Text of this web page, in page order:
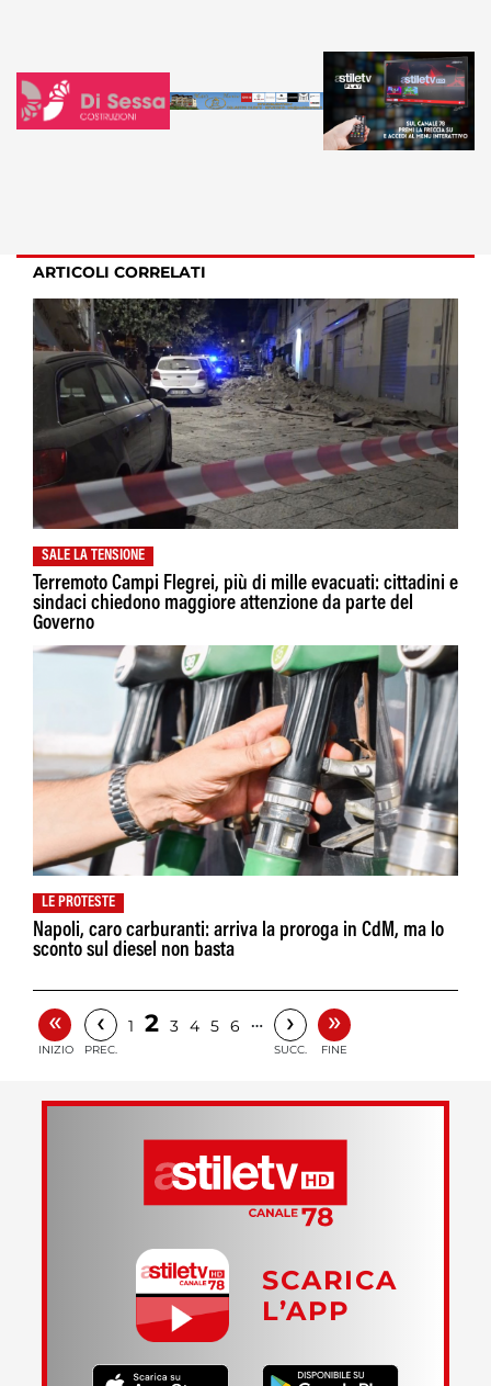
ARTICOLI CORRELATI
SALE LA TENSIONE
Terremoto Campi Flegrei, più di mille evacuati: cittadini e
sindaci chiedono maggiore attenzione da parte del
Governo
LE PROTESTE
Napoli, caro carburanti: arriva la proroga in CdM, ma lo
sconto sul diesel non basta
«
INIZIO
‹
PREC.
1 2 3 4 5 6 … ›
SUCC.
»
FINE
SCARICA
L’APP